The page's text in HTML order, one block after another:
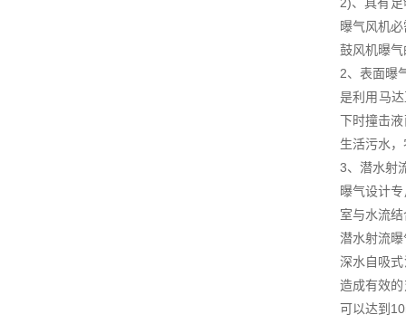
曝气风机
鼓风机曝
2、表面曝
是利用马
下时撞击
生活污水
3、潜水射
曝气设计
室与水流
潜水射流
深水自吸
造成有效
可以达到